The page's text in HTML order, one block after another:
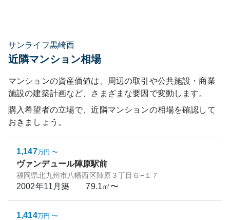
サンライフ黒崎西
近隣マンション相場
マンションの資産価値は、周辺の取引や公共施設・商業
施設の建築計画など、さまざまな要因で変動します。
購入希望者の立場で、近隣マンションの相場を確認して
おきましょう。
1,147万円 〜
ヴァンデュール陣原駅前
福岡県北九州市八幡西区陣原３丁目６−１７
2002年11月築 79.1㎡〜
1,414万円 〜